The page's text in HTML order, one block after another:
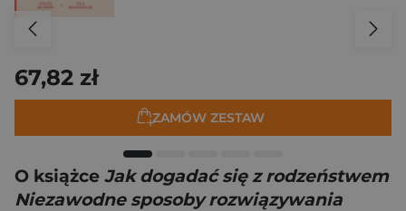
67,82 zł
ZAMÓW ZESTAW
O książce Jak dogadać się z rodzeństwem
Niezawodne sposoby rozwiązywania